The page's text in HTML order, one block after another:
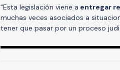
"Esta legislación viene a entregar
muchas veces asociados a
tener que pasar por un proceso